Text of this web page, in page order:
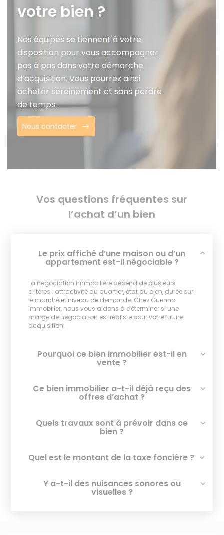
votre bien ?
Nos équipes se tiennent à votre
disposition pour vous accompagner
pas à pas dans votre démarche
d’acquisition. Vous pourrez ainsi
acheter sereinement et sans perdre
de temps.
Nous contacter
Vos questions fréquentes sur
l’achat d’un bien
Le prix affiché d’une maison ou d’un
appartement est-il négociable ?
La négociation immobilière dépend de plusieurs
critères : attractivité du quartier, état du bien, durée sur
le marché et niveau de demande. Chez Guenno
Immobilier, nous vous aidons à déterminer si une
marge de négociation est réaliste pour votre future
acquisition.
Pourquoi ce bien immobilier est-il en
vente ?
Ce bien immobilier a-t-il déjà reçu des
offres d’achat ?
Quels travaux sont à prévoir dans ce
bien ?
Quel est le montant de la taxe foncière ?
Y a-t-il des nuisances sonores ou
visuelles ?